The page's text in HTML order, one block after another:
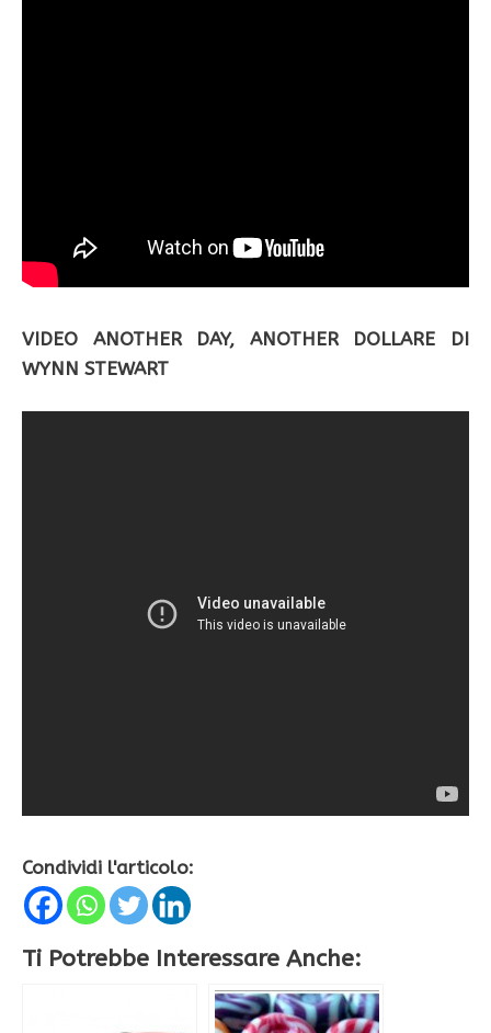
VIDEO ANOTHER DAY, ANOTHER DOLLARE DI
WYNN STEWART
Condividi l'articolo:
Ti Potrebbe Interessare Anche: